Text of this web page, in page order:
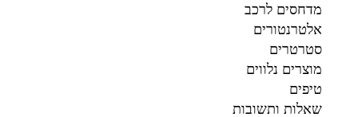
מדחסים לרכב
אלטרנטורים
סטרטרים
מוצרים נלווים
טיפים
שאלות ותשובות